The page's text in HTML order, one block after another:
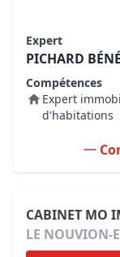
Expert
PICHARD
Compétences
Expert
d'habitations
CABINET MO
LE NOUVION-